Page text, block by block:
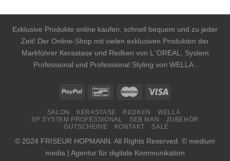
Exklusive Produkte online kaufen, schnell bequem und zu jeder
Zeit! Der Online-Shop mit vielen exklusiven Produkten der
Markführer Kerastase und Redken von L`OREAL, System
Professional und Professional Styling von WELLA .
SALON KÉRASTASE REDKEN
WELLA
SP SYSTEM PROFESSIONAL
SEB MAN
ZUBEHÖR
GUTSCHEINE
KONTAKT SALE
© 2024 FRISEUR HOPMANN. All Rights Reserved. © medium
media | Agentur für digitale Kommunikation